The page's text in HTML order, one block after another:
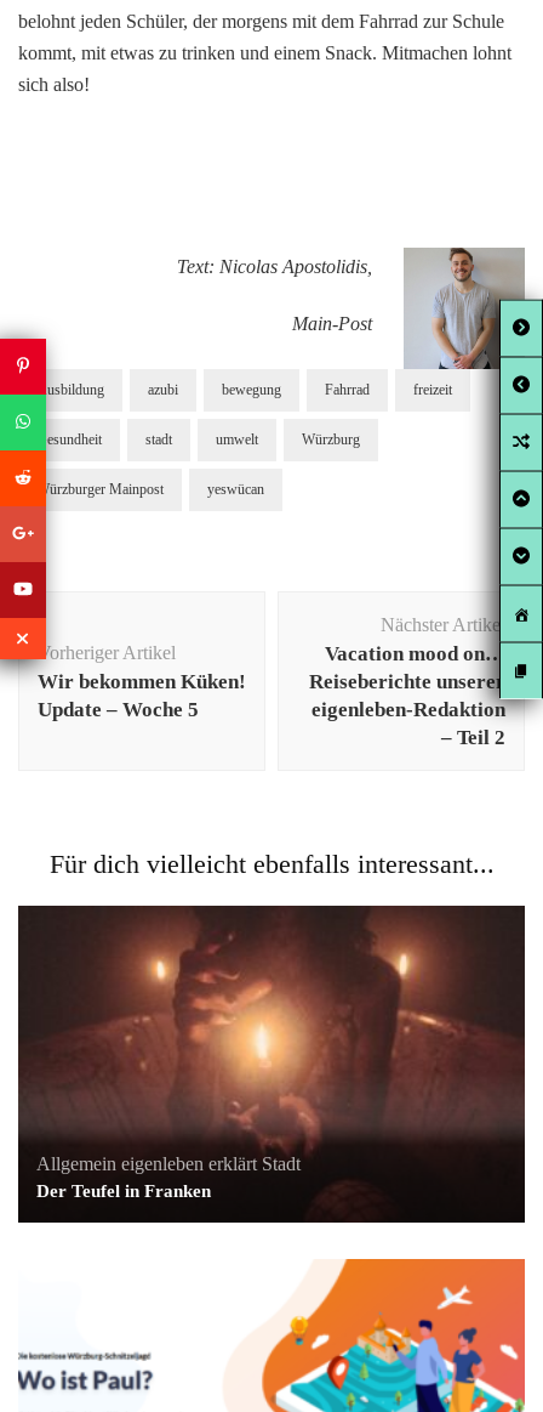
belohnt jeden Schüler, der morgens mit dem Fahrrad zur Schule
kommt, mit etwas zu trinken und einem Snack. Mitmachen lohnt
sich also!
Text: Nicolas Apostolidis,
Main-Post
Ausbildung azubi bewegung Fahrrad freizeit
Gesundheit stadt umwelt Würzburg
Würzburger Mainpost yeswücan
Beitragsnavigation
Vorheriger Artikel
Wir bekommen Küken!
Update – Woche 5
Nächster Artikel
Vacation mood on…
Reiseberichte unserer
eigenleben-Redaktion
– Teil 2
Für dich vielleicht ebenfalls interessant...
Allgemein eigenleben erklärt Stadt
Der Teufel in Franken